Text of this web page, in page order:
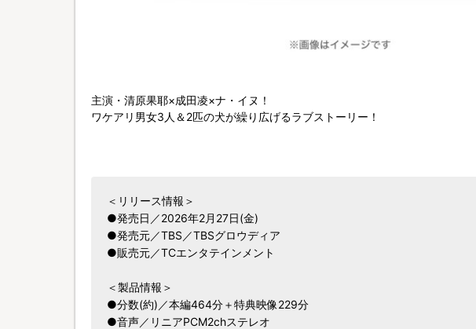
主演・清原果耶×成田凌×ナ・イヌ！
ワケアリ男女3人＆2匹の犬が繰り広げるラブストーリー！
＜リリース情報＞
●発売日／2026年2月27日(金)
●発売元／TBS／TBSグロウディア
●販売元／TCエンタテインメント
＜製品情報＞
●分数(約)／本編464分＋特典映像229分
●音声／リニアPCM2chステレオ